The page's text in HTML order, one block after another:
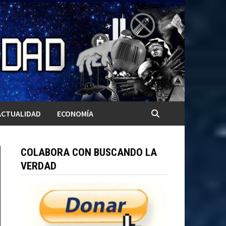
ECONOMÍA
COLABORA CON BUSCANDO LA
VERDAD